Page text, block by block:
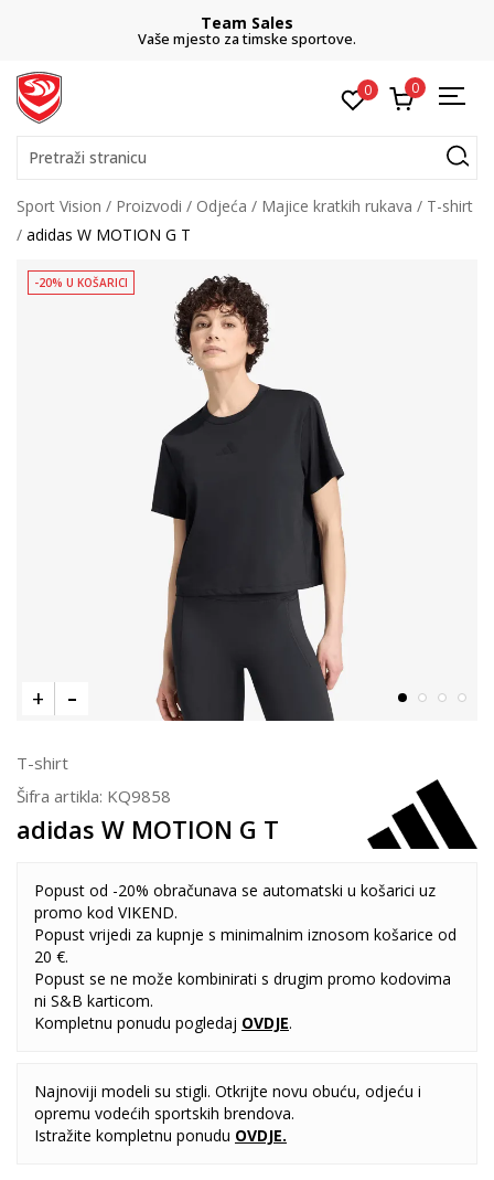
Team Sales
Vaše mjesto za timske sportove.
0 0
Pretraži stranicu
Sport Vision Proizvodi Odjeća Majice kratkih rukava
T-shirt
adidas W MOTION G T
-20% U KOŠARICI
T-shirt
Šifra artikla: KQ9858
adidas W MOTION G T
Popust od -20% obračunava se automatski u košarici uz
promo kod VIKEND.
Popust vrijedi za kupnje s minimalnim iznosom košarice od
20 €.
Popust se ne može kombinirati s drugim promo kodovima
ni S&B karticom.
Kompletnu ponudu pogledaj OVDJE.
Najnoviji modeli su stigli. Otkrijte novu obuću, odjeću i
opremu vodećih sportskih brendova.
Istražite kompletnu ponudu OVDJE.